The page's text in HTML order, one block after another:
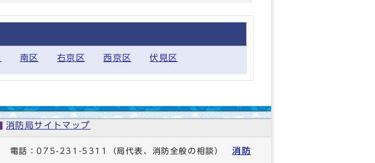
南区 右京区 西京区 伏見区
消防局サイトマップ
電話：075-231-5311 （局代表、消防全般の相談）消防